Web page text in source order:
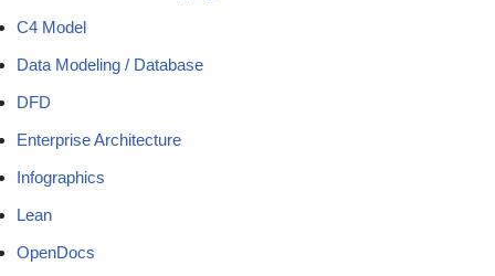
C4 Model
Data Modeling / Database
DFD
Enterprise Architecture
Infographics
Lean
OpenDocs